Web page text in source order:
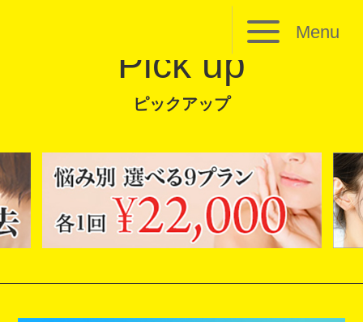
Menu
Pick up
ピックアップ